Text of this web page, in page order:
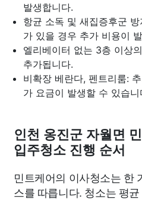
발생합니다.
항균 소독 및 새집증후군
가 있을 경우 추가 비용이
엘리베이터 없는 3층 이상
추가됩니다.
비확장 베란다, 펜트리룸:
가 요금이 발생할 수 있습니
인천 옹진군 자월면
입주청소 진행 순서
민트케어의 이사청소는 한
스를 따릅니다. 청소는 평